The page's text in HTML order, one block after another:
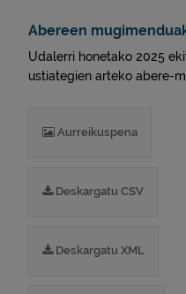
Abereen
Udalerri honetako 2025
ustiategien arteko abere-
Aurreikuspena
Deskargatu CSV
Deskargatu XML